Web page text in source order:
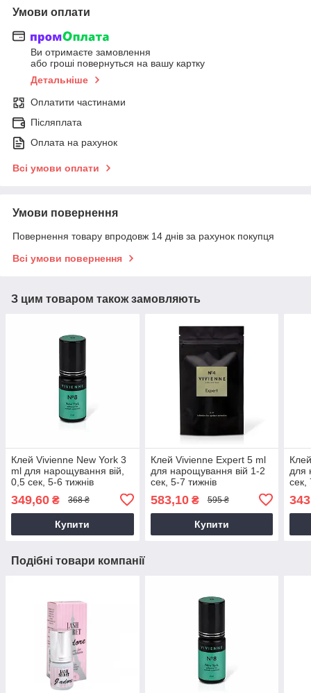
Умови оплати
Ви отримаєте замовлення
або гроші повернуться на вашу картку
Детальніше
Оплатити частинами
Післяплата
Оплата на рахунок
Всі умови оплати
Умови повернення
Повернення товару впродовж 14 днів за рахунок покупця
Всі умови повернення
З цим товаром також замовляють
Клей Vivienne New York 3
ml для нарощування вій,
0,5 сек, 5-6 тижнів
349,60 ₴ 368 ₴
Купити
Клей Vivienne Expert 5 ml
для нарощування вій 1-2
сек, 5-7 тижнів
583,10₴ 595 ₴
Купити
для
сек,
343
Подібні товари компанії